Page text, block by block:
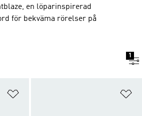
en löparinspirerad
för bekväma rörelser på
1